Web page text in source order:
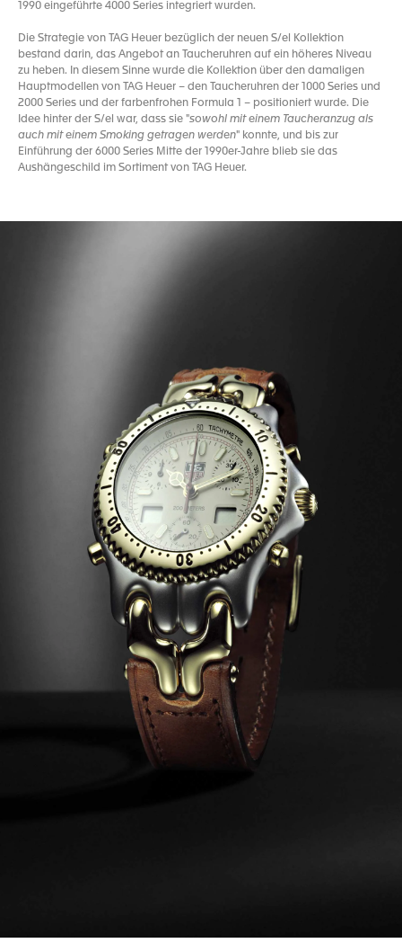
1990 eingeführte 4000 Series integriert wurden.
Die Strategie von TAG Heuer bezüglich der neuen S/el Kollektion
bestand darin, das Angebot an Taucheruhren auf ein höheres Niveau
zu heben. In diesem Sinne wurde die Kollektion über den damaligen
Hauptmodellen von TAG Heuer – den Taucheruhren der 1000 Series und
2000 Series und der farbenfrohen Formula 1 – positioniert wurde. Die
Idee hinter der S/el war, dass sie "sowohl mit einem Taucheranzug als
auch mit einem Smoking getragen werden" konnte, und bis zur
Einführung der 6000 Series Mitte der 1990er-Jahre blieb sie das
Aushängeschild im Sortiment von TAG Heuer.